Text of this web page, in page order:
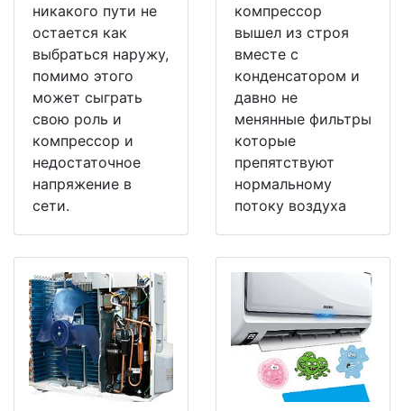
никакого пути не
остается как
выбраться наружу,
помимо этого
может сыграть
свою роль и
компрессор и
недостаточное
напряжение в
сети.
компрессор
вышел из строя
вместе с
конденсатором и
давно не
менянные фильтры
которые
препятствуют
нормальному
потоку воздуха